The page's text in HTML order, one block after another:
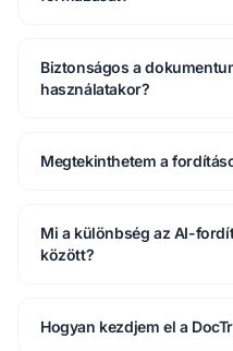
Biztonságos a
használatakor?
Megtekinthetem a
Mi a különbség az AI-
között?
Hogyan kezdjem el a